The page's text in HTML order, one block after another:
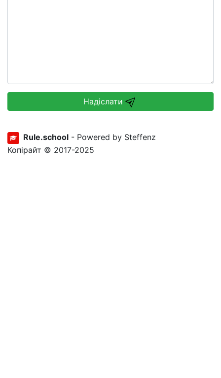
Надіслати
Rule.school - Powered by Steffenz
Копірайт © 2017-2025